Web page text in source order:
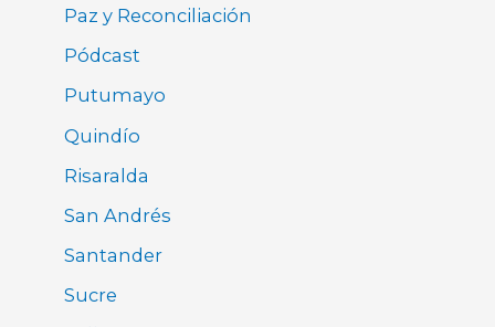
Paz y Reconciliación
Pódcast
Putumayo
Quindío
Risaralda
San Andrés
Santander
Sucre